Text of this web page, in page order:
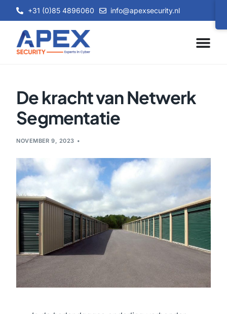
+31 (0)85 4896060 info@apexsecurity.nl
De kracht van Netwerk
Segmentatie
NOVEMBER 9, 2023